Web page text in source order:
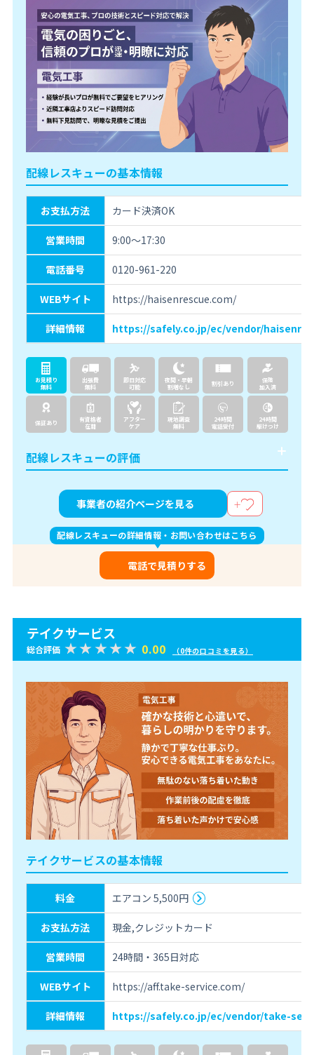
配線レスキューの基本情報
お支払方法 カード決済OK
営業時間 9:00～17:30
電話番号 0120-961-220
WEBサイト https://haisenrescue.com/
詳細情報 https://safely.co.jp/ec/vendor/
お見積り
無料
出張費
無料
即日対応
可能
夜間・早朝
割増なし
割引あり
保険
加入済
保証あり
有資格者
在籍
アフター
ケア
現地調査
無料
24時間
電話受付
24時間
駆けつけ
配線レスキューの評価
事業者の紹介ページを見る
配線レスキューの詳細情報・お問い合わせはこちら
電話で見積りする
テイクサービス
総合評価 0.00 （0件の口コミを見る）
テイクサービスの基本情報
料金 エアコン 5,500円
お支払方法 現金,クレジットカード
営業時間 24時間・365日対応
WEBサイト https://aff.take-service.com/
詳細情報 https://safely.co.jp/ec/vendor/take-